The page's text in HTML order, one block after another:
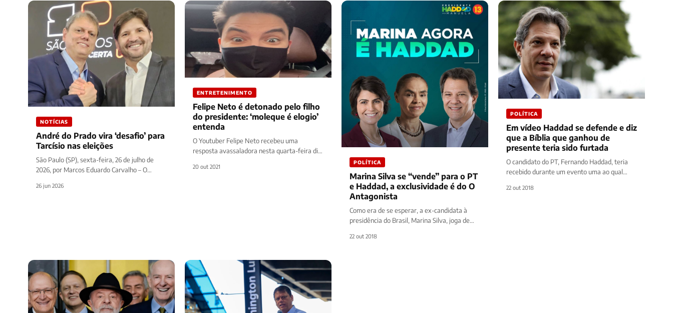
NOTÍCIAS
André do Prado vira ‘desafio’ para
Tarcísio nas eleições
São Paulo (SP), sexta-feira, 26 de julho de
2026, por Marcos Eduardo Carvalho – O
26 jun 2026
ENTRETENIMENTO
Felipe Neto é detonado pelo filho
do presidente: ‘moleque é elogio’
entenda
O Youtuber Felipe Neto recebeu uma
resposta avassaladora nesta quarta-feira dia
20 out 2021
POLÍTICA
Marina Silva se “vende” para o PT
e Haddad, a exclusividade é do O
Antagonista
Como era de se esperar, a ex-candidata à
presidência do Brasil, Marina Silva, joga de
22 out 2018
POLÍTICA
Em vídeo Haddad se defende e diz
que a Bíblia que ganhou de
presente teria sido furtada
O candidato do PT, Fernando Haddad, teria
recebido durante um evento uma ao qual
22 out 2018